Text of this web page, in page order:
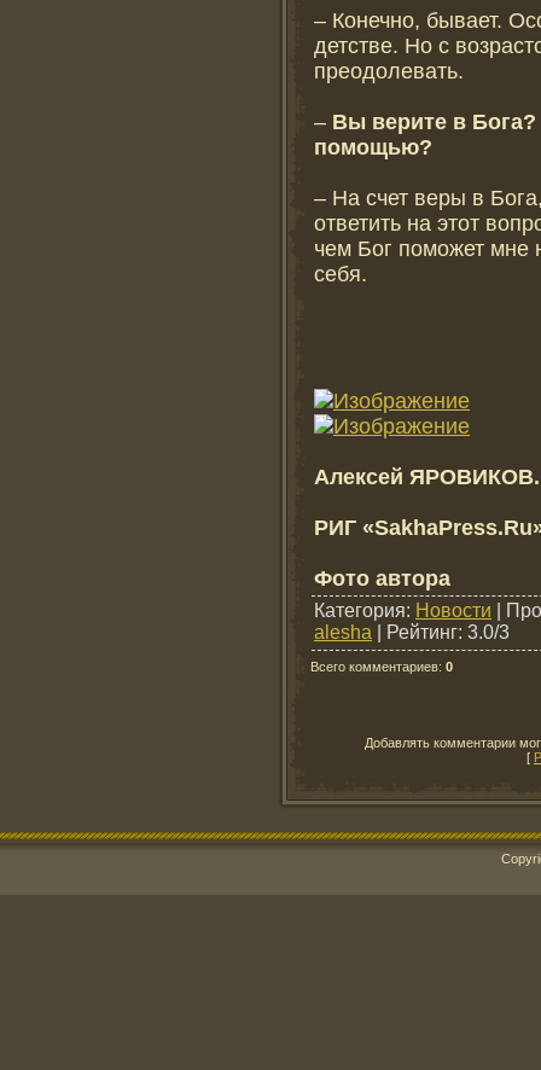
– Конечно, бывает.
детстве. Но с
преодолевать.
– Вы верите в
помощью?
– На счет веры в
ответить на этот
чем Бог поможет мне
себя.
Алексей ЯРОВИКОВ.
РИГ
Фото автора
Категория: Новости
alesha
Рейтинг: 3.0/3
Всего комментариев: 0
Добавлять комментарии
[